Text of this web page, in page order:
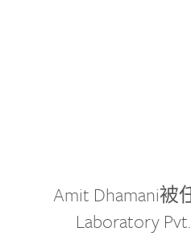
Amit Dhamani被
Laboratory